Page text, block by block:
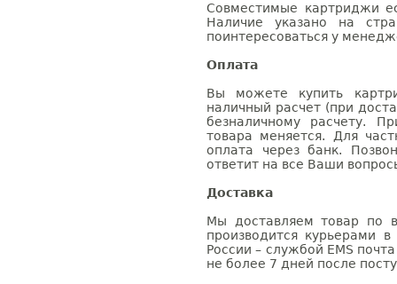
Совместимые картриджи
Наличие указано на
поинтересоваться у
Оплата
Вы можете купить
наличный расчет (при
безналичному расчету.
товара меняется. Для
оплата через банк.
ответит на все Ваши
Доставка
Мы доставляем товар по
производится курьерами
России – службой EMS
не более 7 дней после